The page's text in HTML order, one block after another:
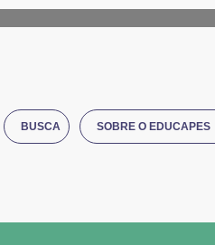
BUSCA SOBRE O EDUCAPES